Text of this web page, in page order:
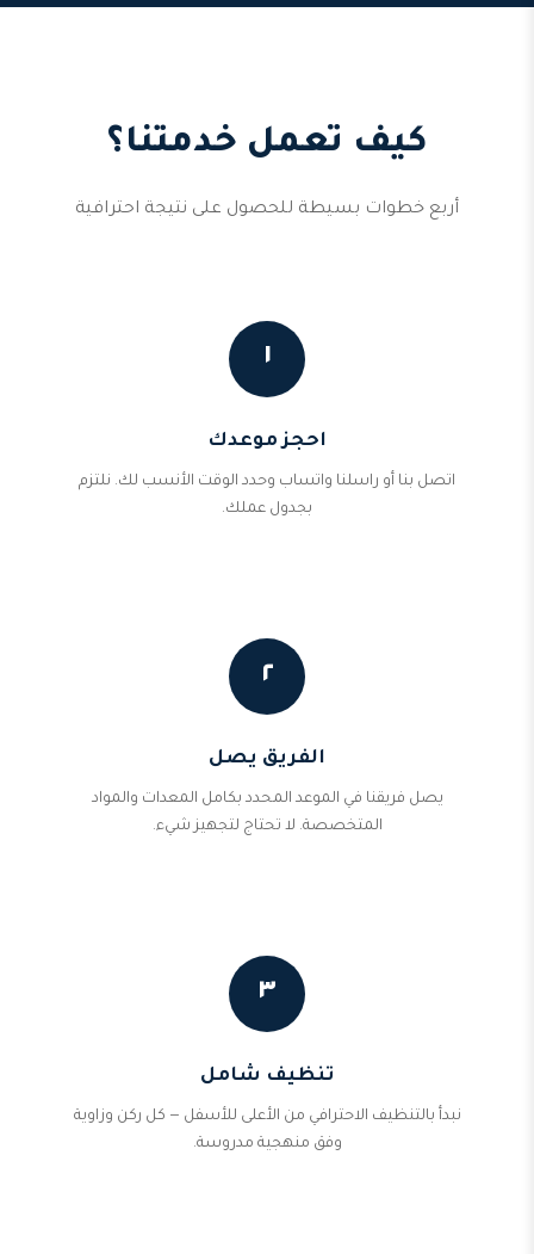
كيف تعمل خدمتنا؟
أربع خطوات بسيطة للحصول على نتيجة احترافية
١
احجز موعدك
اتصل بنا أو راسلنا واتساب وحدد الوقت الأنسب لك. نلتزم
بجدول عملك.
٢
الفريق يصل
يصل فريقنا في الموعد المحدد بكامل المعدات والمواد
المتخصصة. لا تحتاج لتجهيز شيء.
٣
تنظيف شامل
نبدأ بالتنظيف الاحترافي من الأعلى للأسفل — كل ركن وزاوية
وفق منهجية مدروسة.